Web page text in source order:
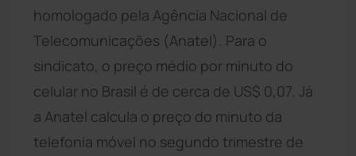
homologado pela Agência Nacional de
Telecomunicações (Anatel). Para o
sindicato, o preço médio por minuto do
celular no Brasil é de cerca de US$ 0,07. Já
a Anatel calcula o preço do minuto da
telefonia móvel no segundo trimestre de